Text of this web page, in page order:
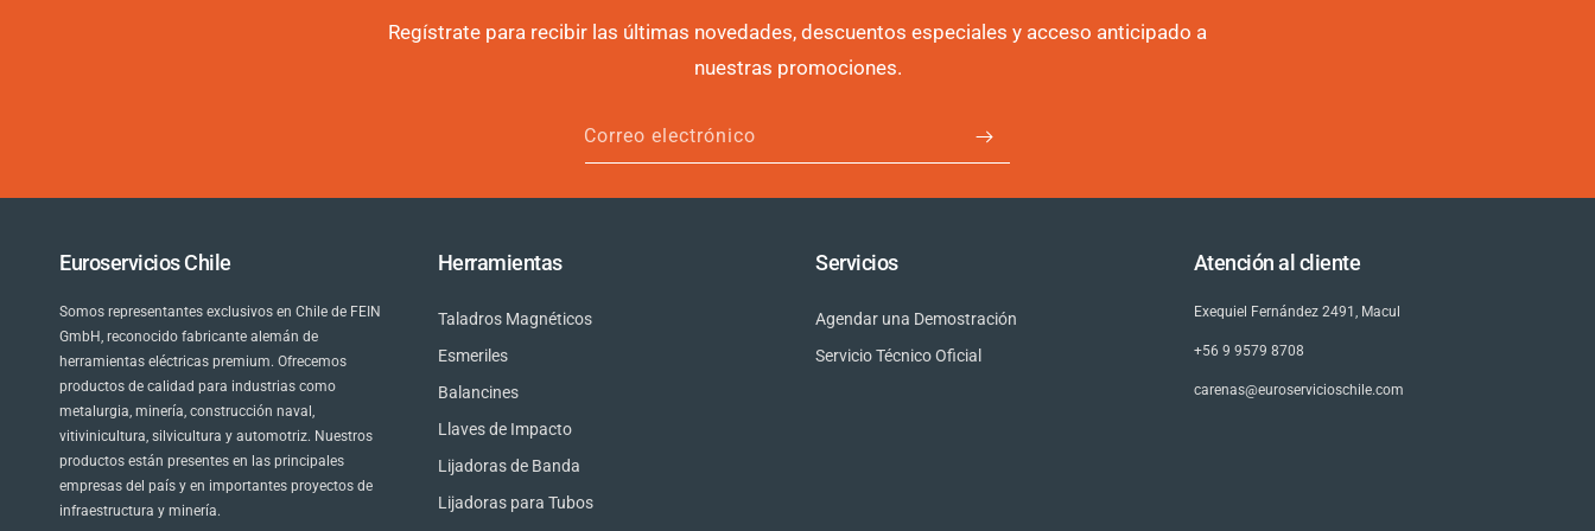
Regístrate para recibir las últimas novedades, descuentos especiales y acceso anticipado a
nuestras promociones.
Correo electrónico
Euroservicios Chile
Somos representantes exclusivos en Chile de FEIN
GmbH, reconocido fabricante alemán de
herramientas eléctricas premium. Ofrecemos
productos de calidad para industrias como
metalurgia, minería, construcción naval,
vitivinicultura, silvicultura y automotriz. Nuestros
productos están presentes en las principales
empresas del país y en importantes proyectos de
infraestructura y minería.
Herramientas
Taladros Magnéticos
Esmeriles
Balancines
Llaves de Impacto
Lijadoras de Banda
Lijadoras para Tubos
Servicios
Agendar una Demostración
Servicio Técnico Oficial
Atención al cliente
Exequiel Fernández 2491, Macul
+56 9 9579 8708
carenas@euroservicioschile.com